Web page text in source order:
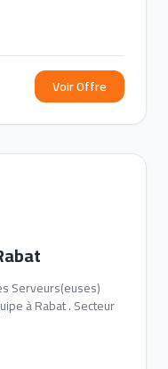
Voir Offre
Serveurs(euses)
à Rabat . Secteur